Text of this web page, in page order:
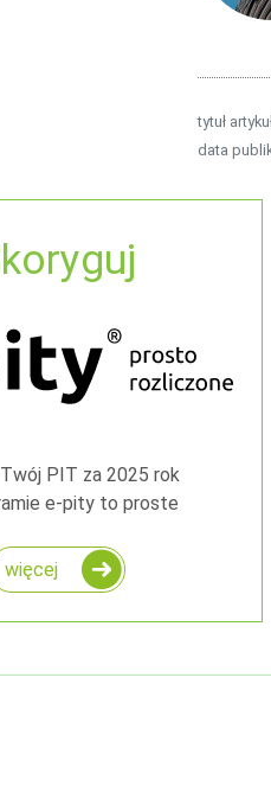
tytuł
data
PIT za 2025 rok
e-pity to proste
więcej